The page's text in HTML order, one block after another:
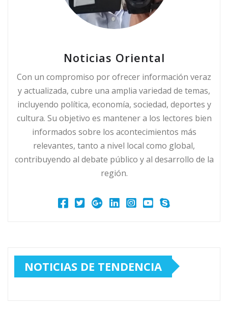
Noticias Oriental
Con un compromiso por ofrecer información veraz
y actualizada, cubre una amplia variedad de temas,
incluyendo política, economía, sociedad, deportes y
cultura. Su objetivo es mantener a los lectores bien
informados sobre los acontecimientos más
relevantes, tanto a nivel local como global,
contribuyendo al debate público y al desarrollo de la
región.
NOTICIAS DE TENDENCIA